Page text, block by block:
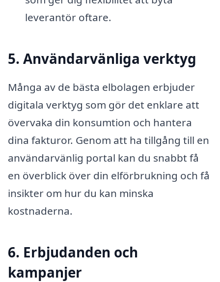
leverantör oftare.
5. Användarvänliga verktyg
Många av de bästa elbolagen erbjuder
digitala verktyg som gör det enklare att
övervaka din konsumtion och hantera
dina fakturor. Genom att ha tillgång till en
användarvänlig portal kan du snabbt få
en överblick över din elförbrukning och få
insikter om hur du kan minska
kostnaderna.
6. Erbjudanden och
kampanjer